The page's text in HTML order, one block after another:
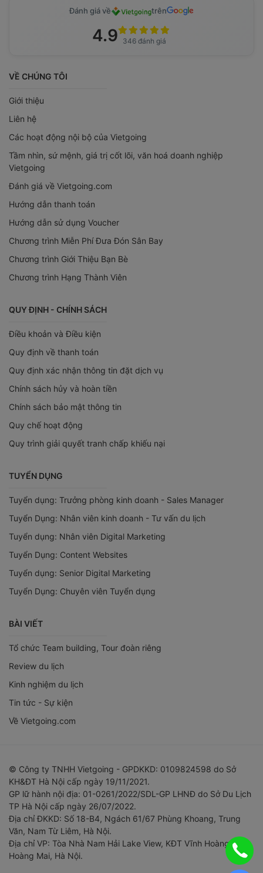
Đánh giá về trên
4.9 346 đánh giá
VỀ CHÚNG TÔI
Giới thiệu
Liên hệ
Các hoạt động nội bộ của Vietgoing
Tầm nhìn, sứ mệnh, giá trị cốt lõi, văn hoá doanh nghiệp
Vietgoing
Đánh giá về Vietgoing.com
Hướng dẫn thanh toán
Hướng dẫn sử dụng Voucher
Chương trình Miễn Phí Đưa Đón Sân Bay
Chương trình Giới Thiệu Bạn Bè
Chương trình Hạng Thành Viên
QUY ĐỊNH - CHÍNH SÁCH
Điều khoản và Điều kiện
Quy định về thanh toán
Quy định xác nhận thông tin đặt dịch vụ
Chính sách hủy và hoàn tiền
Chính sách bảo mật thông tin
Quy chế hoạt động
Quy trình giải quyết tranh chấp khiếu nại
TUYỂN DỤNG
Tuyển dụng: Trưởng phòng kinh doanh - Sales Manager
Tuyển Dụng: Nhân viên kinh doanh - Tư vấn du lịch
Tuyển dụng: Nhân viên Digital Marketing
Tuyển Dụng: Content Websites
Tuyển dụng: Senior Digital Marketing
Tuyển Dụng: Chuyên viên Tuyển dụng
BÀI VIẾT
Tổ chức Team building, Tour đoàn riêng
Review du lịch
Kinh nghiệm du lịch
Tin tức - Sự kiện
Về Vietgoing.com
© Công ty TNHH Vietgoing - GPDKKD: 0109824598 do Sở
KH&ĐT Hà Nội cấp ngày 19/11/2021.
GP lữ hành nội địa: 01-0261/2022/SDL-GP LHNĐ do Sở Du Lịch
TP Hà Nội cấp ngày 26/07/2022.
Địa chỉ ĐKKD: Số 18-B4, Ngách 61/67 Phùng Khoang, Trung
Văn, Nam Từ Liêm, Hà Nội.
Địa chỉ VP: Tòa Nhà Nam Hải Lake View, KĐT Vĩnh Hoàng,
Hoàng Mai, Hà Nội.